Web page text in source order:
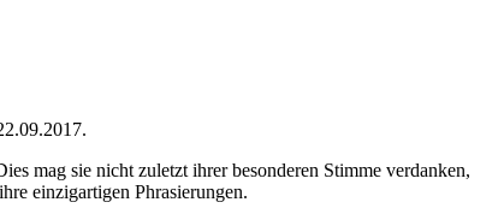
mag sie nicht zuletzt ihrer besonderen Stimme verdanken,
einzigartigen Phrasierungen.